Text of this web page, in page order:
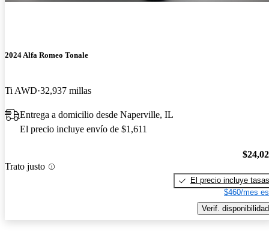
2024 Alfa Romeo Tonale
Ti AWD 32,937 millas
Entrega a domicilio desde Naperville, IL
El precio incluye envío de $1,611
Trato justo
El precio incluye tasas
$460/mes
Verif. disponibilidad